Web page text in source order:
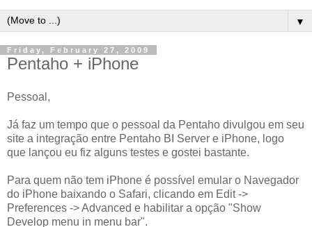
▼
Friday, February 27, 2009
Pentaho + iPhone
Pessoal,
Já faz um tempo que o pessoal da Pentaho divulgou em seu
site a integração entre Pentaho BI Server e iPhone, logo
que lançou eu fiz alguns testes e gostei bastante.
Para quem não tem iPhone é possível emular o Navegador
do iPhone baixando o Safari, clicando em Edit ->
Preferences -> Advanced e habilitar a opção "Show
Develop menu in menu bar".